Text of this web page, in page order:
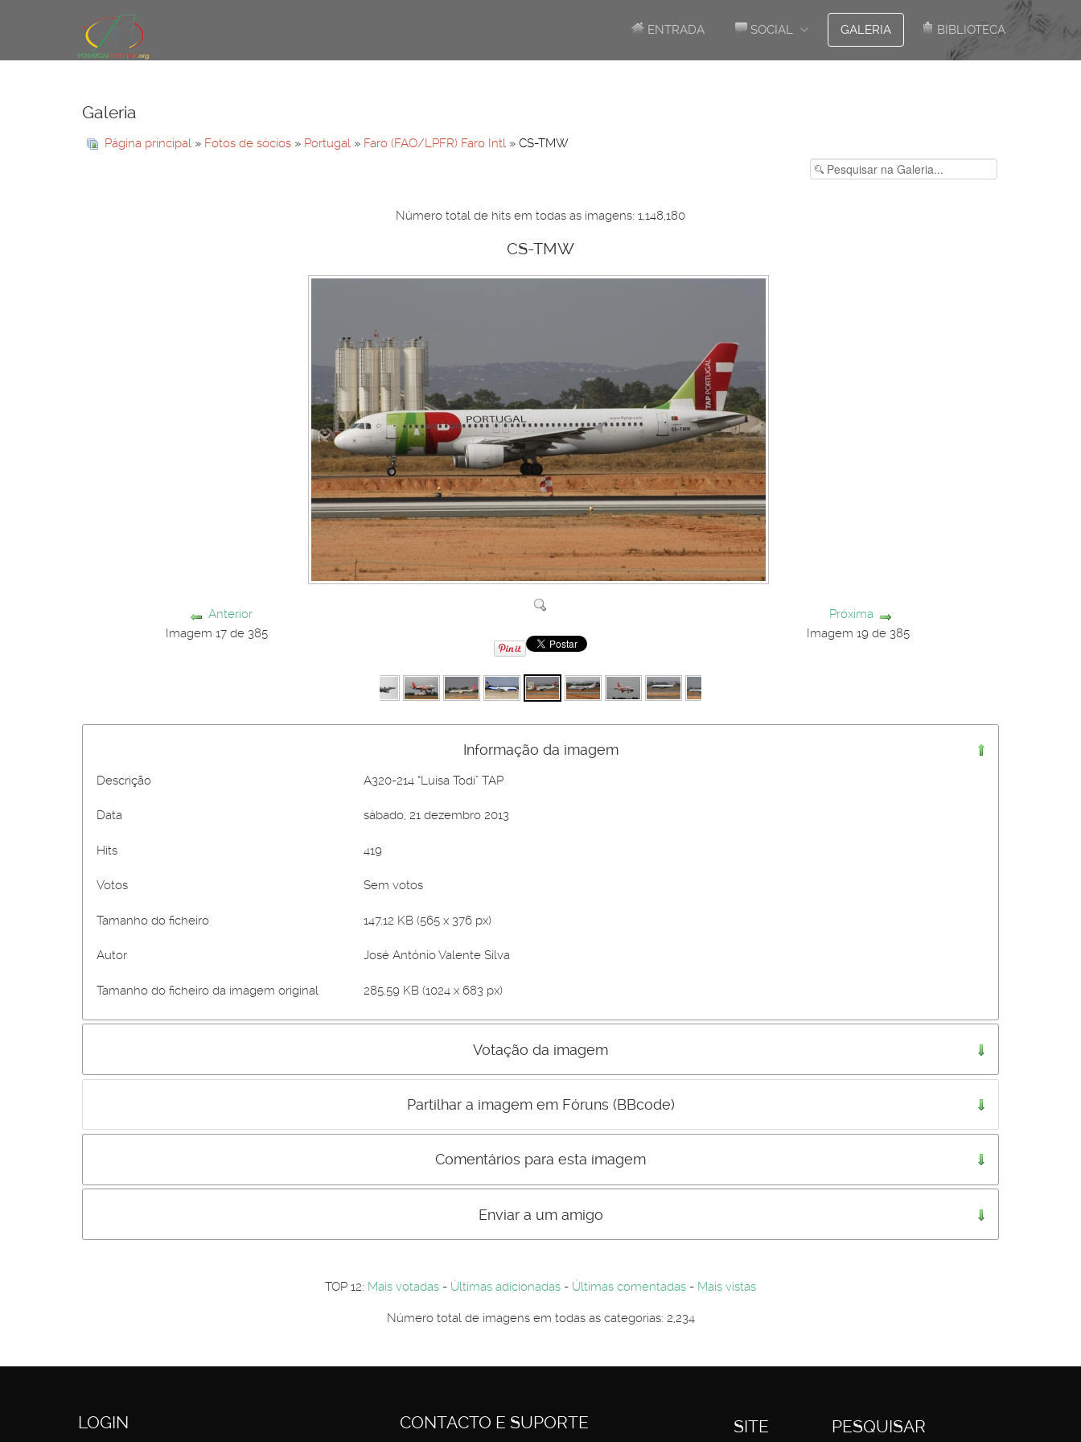
ENTRADA SOCIAL GALERIA BIBLIOTECA
Galeria
Página principal » Fotos de sócios » Portugal » Faro (FAO/LPFR) Faro Intl » CS-TMW
Número total de hits em todas as imagens: 1,148,180
CS-TMW
Anterior
Imagem 17 de 385
Próxima
Imagem 19 de 385
Informação da imagem
Descrição A320-214 “Luísa Todi” TAP
Data sábado, 21 dezembro 2013
Hits 419
Votos Sem votos
Tamanho do ficheiro 147.12 KB (565 x 376 px)
Autor José António Valente Silva
Tamanho do ficheiro da imagem original 285.59 KB (1024 x 683 px)
Votação da imagem
Mau Bom
Partilhar a imagem em Fóruns (BBcode)
Incluir imagem :
Comentários para esta imagem
Os comentário não são visiveis para visitantes. Por-favor registe-se...
Os visitantes não estão autorizados a colocar comentários. Por-favor registe-se...Enviar a um amigo
Primeiro autentique-se...
TOP 12: Mais votadas - Últimas adicionadas - Últimas comentadas - Mais vistas
Número total de imagens em todas as categorias: 2,234
LOGIN CONTACTO E SUPORTE SITE PESQUISAR